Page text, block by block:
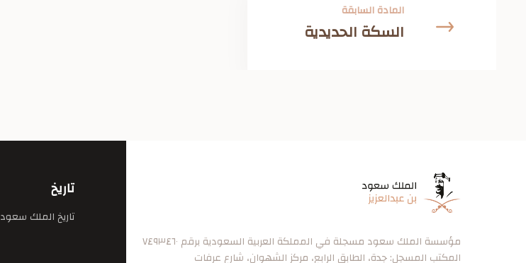
المادة السابقة
السكة الحديدية
تاريخ
تاريخ الملك سعود
مؤسسة الملك سعود مسجلة في المملكة العربية السعودية برقم ٧٤٩٣٤٦٠
المكتب المسجل: جدة، الطابق الرابع، مركز الشهوان، شارع عرفات